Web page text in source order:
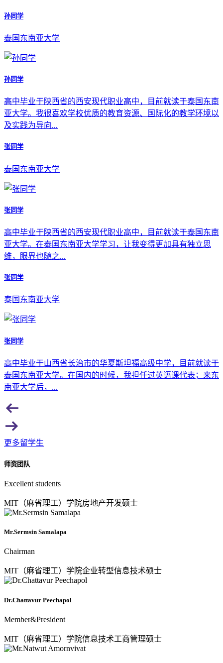
孙同学
泰国东南亚大学
孙同学
高中毕业于陕西省的西安现代职业高中，目前就读于泰国东南
亚大学。我很喜欢学校优质的教育资源、国际化的教学环境以
及实践为导向...
张同学
泰国东南亚大学
张同学
高中毕业于陕西省的西安现代职业高中，目前就读于泰国东南
亚大学。在泰国东南亚大学学习，让我变得更加具有独立思
维，眼界也随之...
张同学
泰国东南亚大学
张同学
高中毕业于山西省长治市的华夏斯坦福高级中学，目前就读于
泰国东南亚大学。在国内的时候，我担任过英语课代表；来东
南亚大学后，...
更多留学生
师资团队
Excellent students
MIT（麻省理工）学院房地产开发硕士
Mr.Sermsin Samalapa
Chairman
MIT（麻省理工）学院企业转型信息技术硕士
Dr.Chattavur Peechapol
Member&President
MIT（麻省理工）学院信息技术工商管理硕士